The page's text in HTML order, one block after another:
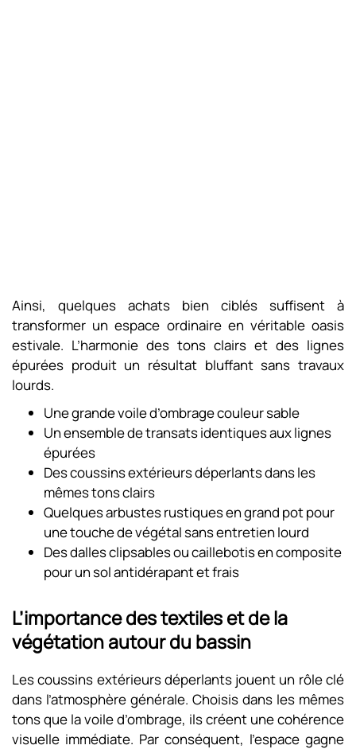
Ainsi, quelques achats bien ciblés suffisent à
transformer un espace ordinaire en véritable oasis
estivale. L’harmonie des tons clairs et des lignes
épurées produit un résultat bluffant sans travaux
lourds.
Une grande voile d’ombrage couleur sable
Un ensemble de transats identiques aux lignes
épurées
Des coussins extérieurs déperlants dans les
mêmes tons clairs
Quelques arbustes rustiques en grand pot pour
une touche de végétal sans entretien lourd
Des dalles clipsables ou caillebotis en composite
pour un sol antidérapant et frais
L’importance des textiles et de la
végétation autour du bassin
Les coussins extérieurs déperlants jouent un rôle clé
dans l’atmosphère générale. Choisis dans les mêmes
tons que la voile d’ombrage, ils créent une cohérence
visuelle immédiate. Par conséquent, l’espace gagne